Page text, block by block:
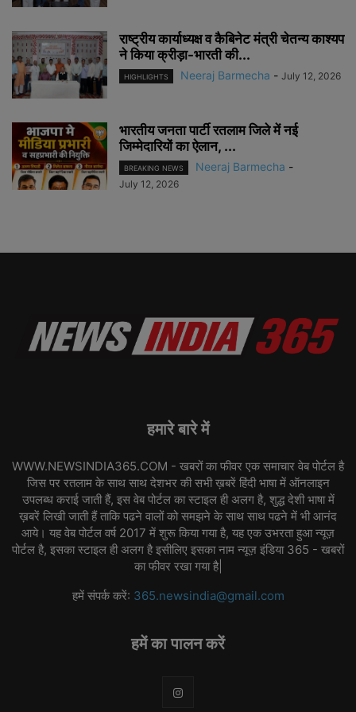
राष्ट्रीय कार्याध्यक्ष व कैबिनेट मंत्री चेतन्य काश्यप
ने किया क्रीड़ा-भारती की...
HIGHLIGHTS Neeraj Barmecha - July 12, 2026
भारतीय जनता पार्टी रतलाम जिले में नई
जिम्मेदारियों का ऐलान, ...
BREAKING NEWS Neeraj Barmecha -
July 12, 2026
हमारे बारे में
WWW.NEWSINDIA365.COM - खबरों का फीवर एक समाचार वेब पोर्टल है
जिस पर रतलाम के साथ साथ देशभर की सभी ख़बरें हिंदी भाषा में ऑनलाइन
उपलब्ध कराई जाती हैं, इस वेब पोर्टल का स्टाइल ही अलग है, शुद्ध देशी भाषा में
ख़बरें लिखी जाती हैं ताकि पढने वालों को समझने के साथ साथ पढने में भी आनंद
आये। यह वेब पोर्टल वर्ष 2017 में शुरू किया गया है, यह एक उभरता हुआ न्यूज़
पोर्टल है, इसका स्टाइल ही अलग है इसीलिए इसका नाम न्यूज़ इंडिया 365 - खबरों
का फीवर रखा गया है|
हमें संपर्क करें: 365.newsindia@gmail.com
हमें का पालन करें